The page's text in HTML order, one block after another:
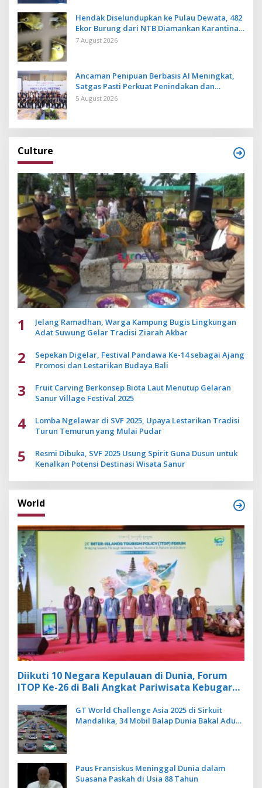
Hendak Diselundupkan ke Pulau Dewata, 482
Ekor Burung dari NTB Diamankan Karantina
Bali
7 August 2026
Ancaman Penipuan Berbasis AI Meningkat,
Satgas Pasti Perkuat Penindakan dan
Pengembangan Aplikasi Anti Penipuan
5 August 2026
Culture
1
Jelang Ramadhan, Warga Kampung Bugis Lingkungan
Adat Suwung Gelar Tradisi Ziarah Akbar
2
Sepekan Digelar, Festival Pandawa Ke-14 sebagai Ajang
Promosi dan Lestarikan Budaya Bali
3
Fruit Carving Berkonsep Biota Laut Menutup Gelaran
Sanur Village Festival 2025
4
Lomba Ngelawar di SVF 2025, Upaya Lestarikan Tradisi
Turun Temurun yang Mulai Pudar
5
Resmi Dibuka, SVF 2025 Usung Spirit Guna Dusun untuk
Kenalkan Potensi Destinasi Wisata Sanur
World
Diikuti 10 Negara Kepulauan di Dunia, Forum
ITOP Ke-26 di Bali Angkat Pariwisata Kebugaran
GT World Challenge Asia 2025 di Sirkuit
Mandalika, 34 Mobil Balap Dunia Bakal Adu
Paus Fransiskus Meninggal Dunia dalam
Suasana Paskah di Usia 88 Tahun